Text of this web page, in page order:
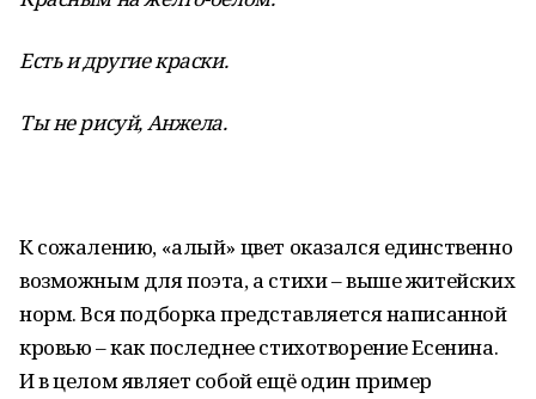
Есть и другие краски.
Ты не рисуй, Анжела.
К сожалению, «алый» цвет оказался единственно
возможным для поэта, а стихи – выше житейских
норм. Вся подборка представляется написанной
кровью – как последнее стихотворение Есенина.
И в целом являет собой ещё один пример